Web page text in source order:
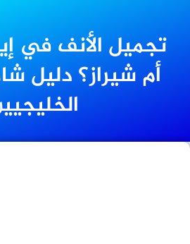
تجميل الأنف في
أم شيراز؟ دليل